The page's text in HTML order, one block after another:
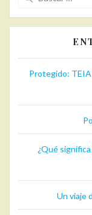
Protegido: TEIA
¿Qué
Un viaje